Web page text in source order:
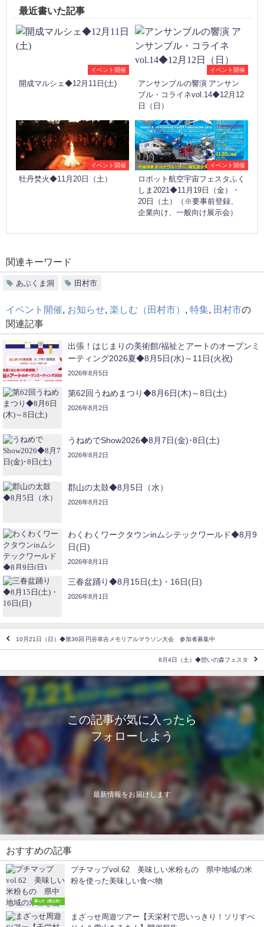
最近書いた記事
イベント開催
開成マルシェ◆12月11日(土)
イベント開催
アンサンブルの響演 アンサン
ブル・コライネvol.14◆12月12
日（日）
イベント開催
牡丹焚火◆11月20日（土）
イベント開催
ロボット航空宇宙フェスタふく
しま2021◆11月19日（金）・
20日（土）（※要事前登録、
企業向け、一般向け展示会）
関連キーワード
あぶくま洞 田村市
イベント開催, お知らせ, 楽しむ（田村市） , 特集, 田村市の
関連記事
出張！はじまりの美術館/福祉とアートのオープンミ
ーティング2026夏◆8月5日(水)～11日(火祝)
2026年8月5日
第62回うねめまつり◆8月6日(木)～8日(土)
2026年8月2日
うねめでShow2026◆8月7日(金)･8日(土)
2026年8月2日
郡山の太鼓◆8月5日（水）
2026年8月2日
わくわくワークタウンinムシテックワールド◆8月9
日(日)
2026年8月1日
三春盆踊り◆8月15日(土)・16日(日)
2026年8月1日
10月21日（日）◆第36回 円谷幸吉メモリアルマラソン大会 参加者募集中
8月4日（土）◆憩いの森フェスタ
この記事が気に入ったら
フォローしよう
最新情報をお届けします
おすすめの記事
暮らす（郡山市）
プチマップvol.62 美味しい米粉もの 県中地域の米
粉を使った美味しい食べ物
まざっせ周遊ツアー【天栄村で思いっきり！ソリすべ